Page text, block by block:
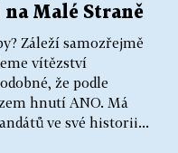
na Malé Straně
Záleží samozřejmě
vítězství
že podle
hnutí ANO. Má
ve své historii...